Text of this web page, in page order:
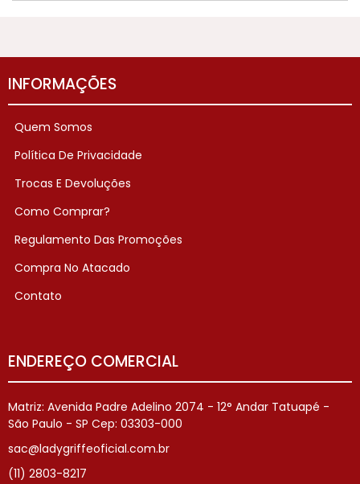
INFORMAÇÕES
Quem Somos
Política De Privacidade
Trocas E Devoluções
Como Comprar?
Regulamento Das Promoções
Compra No Atacado
Contato
ENDEREÇO COMERCIAL
Matriz: Avenida Padre Adelino 2074 - 12° Andar Tatuapé -
São Paulo - SP Cep: 03303-000
sac@ladygriffeoficial.com.br
(11) 2803-8217